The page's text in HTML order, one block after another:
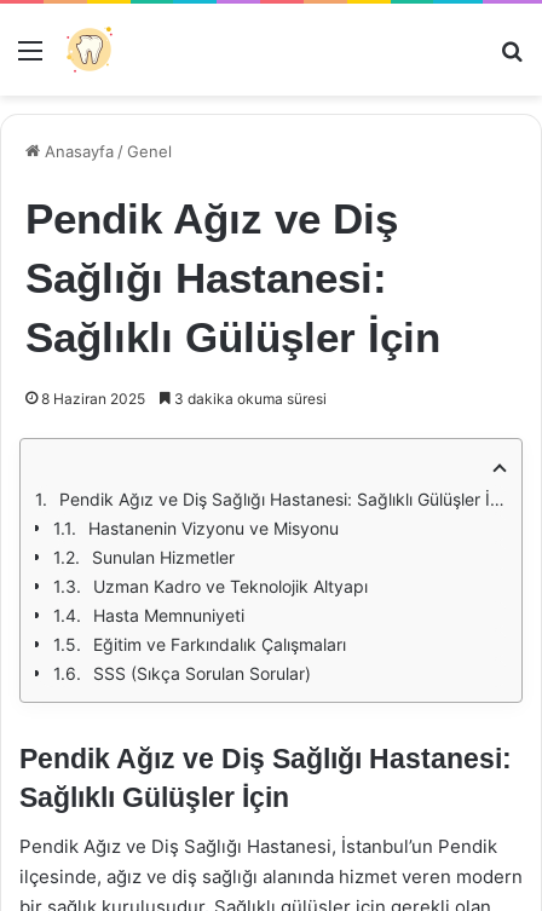
Menü
Anasayfa /Genel
Pendik Ağız ve Diş
Sağlığı Hastanesi:
Sağlıklı Gülüşler İçin
8 Haziran 2025 3 dakika okuma süresi
Pendik Ağız ve Diş Sağlığı Hastanesi: Sağlıklı Gülüşler İçin
Hastanenin Vizyonu ve Misyonu
Sunulan Hizmetler
Uzman Kadro ve Teknolojik Altyapı
Hasta Memnuniyeti
Eğitim ve Farkındalık Çalışmaları
SSS (Sıkça Sorulan Sorular)
Pendik Ağız ve Diş Sağlığı Hastanesi:
Sağlıklı Gülüşler İçin
Pendik Ağız ve Diş Sağlığı Hastanesi, İstanbul’un Pendik
ilçesinde, ağız ve diş sağlığı alanında hizmet veren modern
bir sağlık kuruluşudur. Sağlıklı gülüşler için gerekli olan